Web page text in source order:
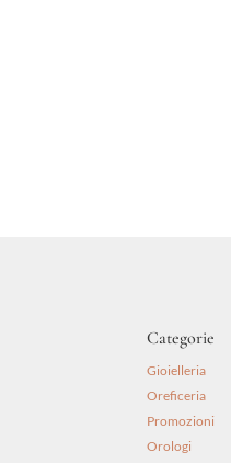
Categorie
Gioielleria
Oreficeria
Promozioni
Orologi